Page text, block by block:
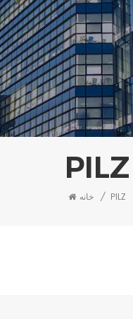
PILZ
خانه / PILZ